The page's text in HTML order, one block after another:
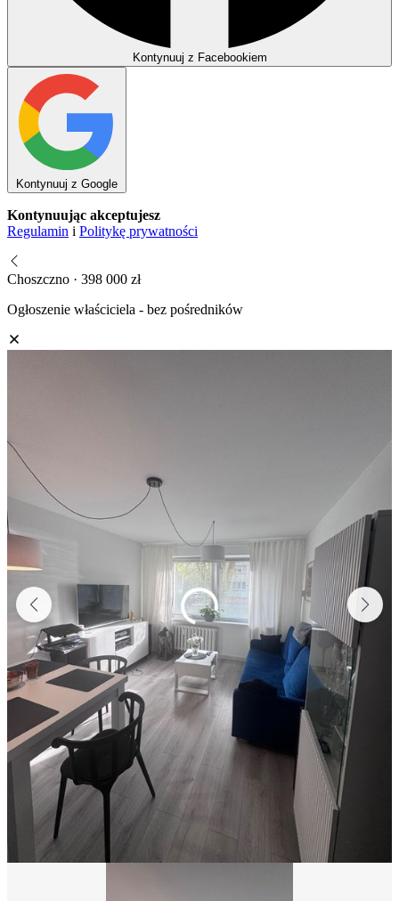
Kontynuuj z Facebookiem
Kontynuuj z Google
Kontynuując akceptujesz
Regulamin i Politykę prywatności
Choszczno · 398 000 zł
Ogłoszenie właściciela - bez pośredników